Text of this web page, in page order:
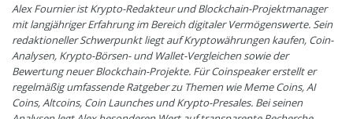
Alex Fournier ist Krypto-Redakteur und Blockchain-Projektmanager
mit langjähriger Erfahrung im Bereich digitaler Vermögenswerte. Sein
redaktioneller Schwerpunkt liegt auf Kryptowährungen kaufen, Coin-
Analysen, Krypto-Börsen- und Wallet-Vergleichen sowie der
Bewertung neuer Blockchain-Projekte. Für Coinspeaker erstellt er
regelmäßig umfassende Ratgeber zu Themen wie Meme Coins, AI
Coins, Altcoins, Coin Launches und Krypto-Presales. Bei seinen